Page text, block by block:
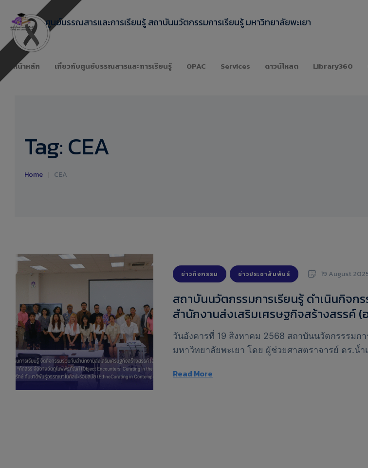
ศูนย์บรรณสารและการเรียนรู้ สถาบันนวัตกรรมการเรียนรู้ มหาวิทยาลัยพะเยา
หน้าหลัก เกี่ยวกับศูนย์บรรณสารและการเรียนรู้ OPAC Services ดาวน์โหลด Library360
Tag:CEA
Home CEA
ข่าวกิจกรรม ข่าวประชาสัมพันธ์ 19 August
สถาบันนวัตกรรมการเรียนรู้ ดำเนินกิจก
สำนักงานส่งเสริมเศรษฐกิจสร้างสรรค์ (
มหาชน) หัวข้อเรื่อง “คัดสรร จัดวางวัตถุ
(Object Encounters: Curating in the
ภัณฑารักษ์ กับชาติพันธุ์วรรณนาในศิลปะ
(EthnoCurating in Contemporary Art)”
วันอังคารที่ 19 สิงหาคม 2568 สถาบันนวัตกรรรมกา
มหาวิทยาลัยพะเยา โดย ผู้ช่วยศาสตราจารย์ ดร.น้
สารและการเรียนรู้ดำเนินการจัดกิจกรรมร่วมกับสำนั
Read More